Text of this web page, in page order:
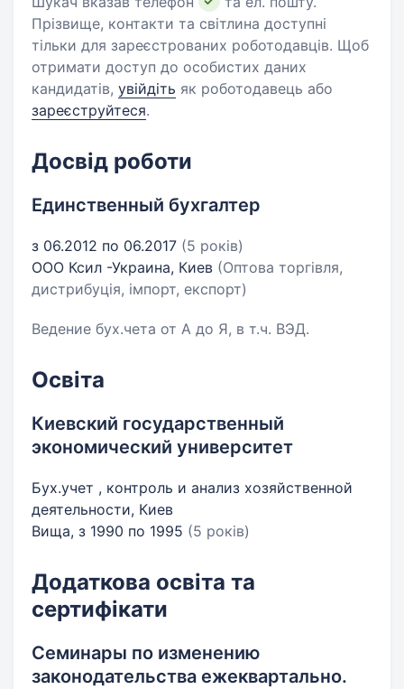
Прізвище, контакти та світлина доступні
тільки для зареєстрованих роботодавців. Щоб
отримати доступ до особистих даних
кандидатів, увійдіть як роботодавець або
зареєструйтеся.
Досвід роботи
Единственный бухгалтер
з 06.2012 по 06.2017 (5 років)
ООО Ксил -Украина, Киев (Оптова торгівля,
дистрибуція, імпорт, експорт)
Ведение бух.чета от А до Я, в т.ч. ВЭД.
Освіта
Киевский государственный
экономический университет
Бух.учет , контроль и анализ хозяйственной
деятельности, Киев
Вища, з 1990 по 1995 (5 років)
Додаткова освіта та
сертифікати
Семинары по изменению
законодательства ежеквартально.